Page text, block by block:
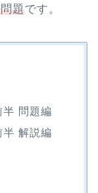
題です。
問題編
解説編